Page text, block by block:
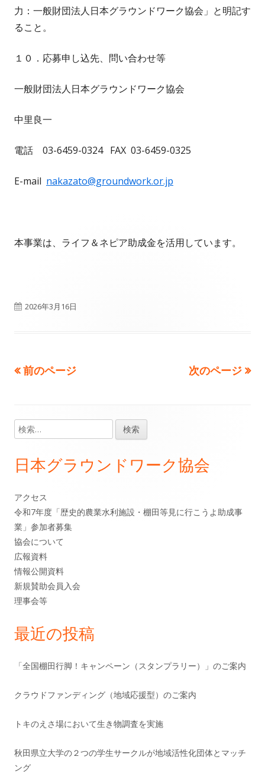
力：一般財団法人日本グラウンドワーク協会」と明記す
ること。
１０．応募申し込先、問い合わせ等
一般財団法人日本グラウンドワーク協会
中里良一
電話 03-6459-0324 FAX 03-6459-0325
E-mail nakazato@groundwork.or.jp
本事業は、ライフ＆ネピア助成金を活用しています。
公
2026年3月16日
投
の
ー
ジ
送
り
前のページ 次のページ
メ
イ
サ
イ
ド
バ
ー
検
索:
日本グラウンドワーク協会
アクセス
令和7年度「歴史的農業水利施設・棚田等見に行こうよ助成事
業」参加者募集
協会について
広報資料
情報公開資料
新規賛助会員入会
理事会等
最近の投稿
「全国棚田行脚！キャンペーン（スタンプラリー）」のご案内
クラウドファンディング（地域応援型）のご案内
トキのえさ場において生き物調査を実施
秋田県立大学の２つの学生サークルが地域活性化団体とマッチ
ング